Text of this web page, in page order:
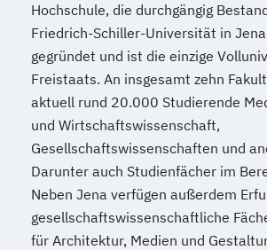
Hochschule, die durchgängig
Friedrich-Schiller-Universität in
gegründet und ist die einzige
Freistaats. An insgesamt zehn
aktuell rund 20.000 Studierende
und Wirtschaftswissenschaft,
Gesellschaftswissenschaften und
Darunter auch Studienfächer im
Neben Jena verfügen außerdem
gesellschaftswissenschaftliche
für Architektur, Medien und